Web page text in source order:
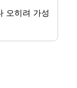
오히려 가성